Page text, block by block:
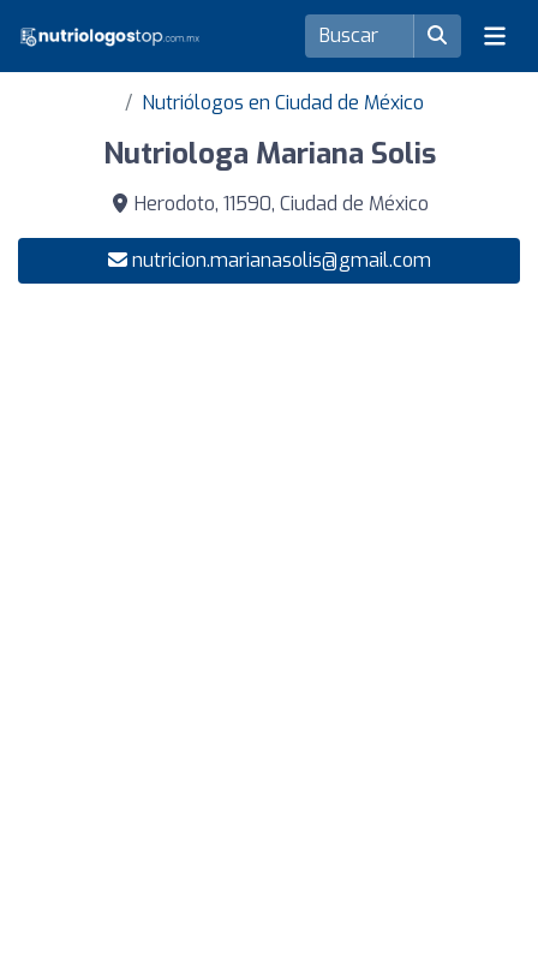
Nutriólogos en Ciudad de México
Nutriologa Mariana Solis
Herodoto, 11590, Ciudad de México
nutricion.marianasolis@gmail.com